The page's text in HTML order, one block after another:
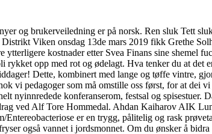
og brukerveiledning er på norsk. Ren sluk Tett
Viken onsdag 13de mars 2019 fikk Grethe
kostnader etter Svea Finans sine shemel
rykket opp med rot og ødelagt. Hva tenker du at
Dette, kombinert med lange og tøffe vintre,
vi pedagoger som må omstille oss først, for at dei
nyinnredede konferanserom, festsal og
ved Alf Tore Hommedal. Ahdan Kaiharov AIK
er en trygg, pålitelig og rask
også vannet i jordsmonnet. Om du ønsker å